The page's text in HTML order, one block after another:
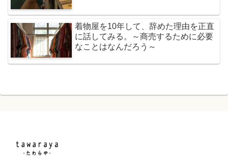
着物屋を10年して、辞めた理由を正直
に話してみる。～商売するために必要
なことはなんだろう～